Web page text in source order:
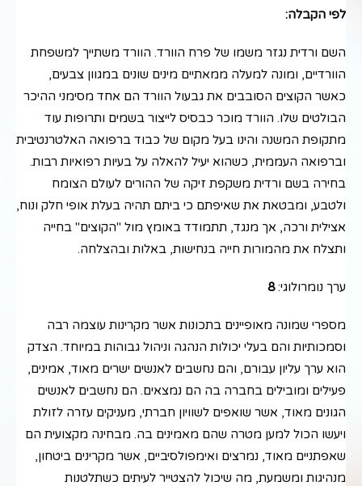
לפי הקבלה:
השם ורדית נגזר משמו של פרח הוורד. הוורד משתייך למשפחת
הוורדיים, ומונה למעלה ממאתיים מינים שונים במגוון צבעים,
כאשר הקוצים הסובבים את גבעול הוורד הם אחד מסימני ההיכר
הבולטים שלו. הוורד מוכר כבסיס לייצור בשמים ותרופות עוד
מתקופת המשנה והינו בעל מקום של כבוד ברפואה האלטרנטיבית
וברפואה העממית, כשהוא יעיל להאלה על בעיות רפואיות רבות.
בחירה בשם ורדית משקפת זיקה של ההורים לעולם הצומח
ולטבע, ומבטאת את שאיפתם כי ביתם תהיה בעלת אופי חלק ונוח,
אצילית ורכה, אך מנגד, תתמודד באומץ מול "הקוצים" בחייה
ותצלח את מהמורות חייה בנחישות, באלות ובהצלחה.
ערך נומרולוגי:8
מספרי שמונה מאופיינים בתכונות אשר מקרינות עוצמה רבה
וסמכותיות והם בעלי יכולות הנהגה וניהול גבוהות במיוחד. הצדק
הוא ערך עליון עבורם, והם נחשבים לאנשים ישרים מאוד, אמינים,
פעילים ומובילים בחברה בה הם נמצאים. הם נחשבים לאנשים
הגונים מאוד, אשר שואפים לשוויון חברתי, מעניקים עזרה לזולת
ויעשו הכול למען מטרה שהם מאמינים בה. מבחינה מקצועית הם
שאפתניים מאוד, נמרצים ואימפולסיביים, אשר מקרינים ביטחון,
מנהיגות ומשמעת, מה שיכול להצטייר לעיתים כשתלטנות